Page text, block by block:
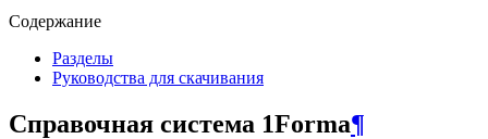
Содержание
Разделы
Руководства для скачивания
Справочная система 1Forma¶